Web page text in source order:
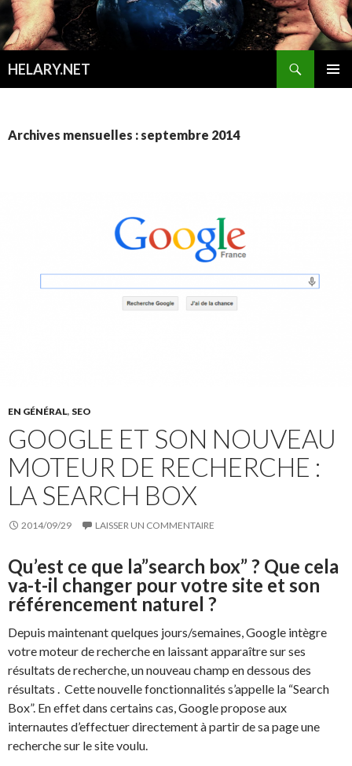
HELARY.NET
Archives mensuelles : septembre 2014
EN GÉNÉRAL, SEO
GOOGLE ET SON NOUVEAU
MOTEUR DE RECHERCHE :
LA SEARCH BOX
2014/09/29 LAISSER UN COMMENTAIRE
Qu’est ce que la”search box” ? Que cela
va-t-il changer pour votre site et son
référencement naturel ?
Depuis maintenant quelques jours/semaines, Google intègre
votre moteur de recherche en laissant apparaître sur ses
résultats de recherche, un nouveau champ en dessous des
résultats . Cette nouvelle fonctionnalités s’appelle la “Search
Box”. En effet dans certains cas, Google propose aux
internautes d’effectuer directement à partir de sa page une
recherche sur le site voulu.